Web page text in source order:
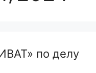
по делу